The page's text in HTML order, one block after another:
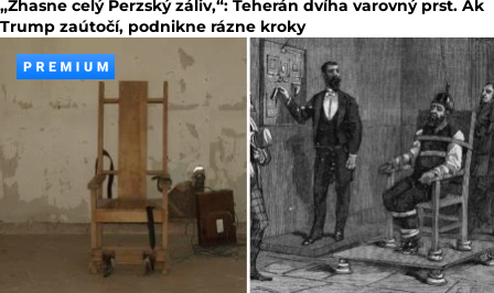
„Zhasne celý Perzský záliv,“: Teherán dvíha varovný prst. Ak
Trump zaútočí, podnikne rázne kroky